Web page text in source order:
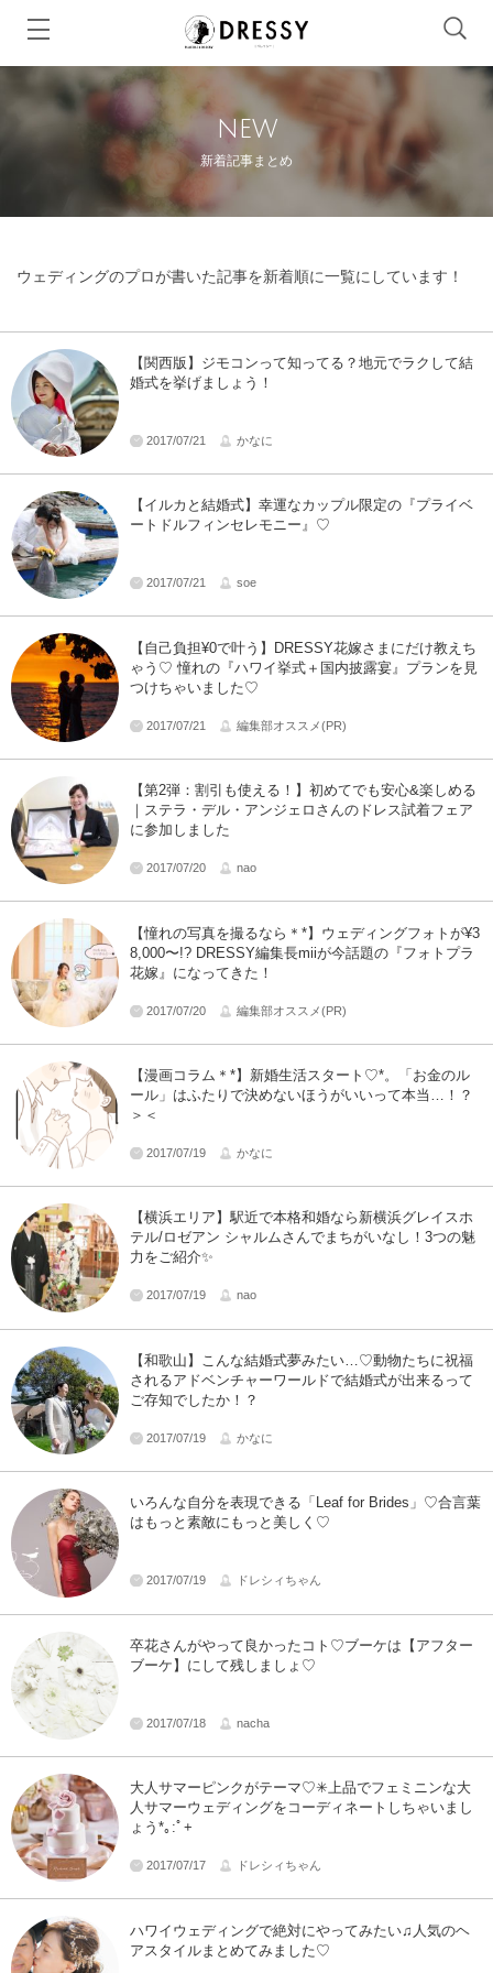
new
新着記事まとめ
ウェディングのプロが書いた記事を新着順に一覧にしています！
【関西版】ジモコンって知ってる？地元でラクして結
婚式を挙げましょう！
2017/07/21 かなに
【イルカと結婚式】幸運なカップル限定の『プライベ
ートドルフィンセレモニー』♡
2017/07/21 soe
【自己負担¥0で叶う】DRESSY花嫁さまにだけ教えち
ゃう♡ 憧れの『ハワイ挙式＋国内披露宴』プランを見
つけちゃいました♡
2017/07/21 編集部オススメ(PR)
【第2弾：割引も使える！】初めてでも安心&楽しめる
｜ステラ・デル・アンジェロさんのドレス試着フェア
に参加しました
2017/07/20 nao
【憧れの写真を撮るなら＊*】ウェディングフォトが¥3
8,000〜!? DRESSY編集長miiが今話題の『フォトプラ
花嫁』になってきた！
2017/07/20 編集部オススメ(PR)
【漫画コラム＊*】新婚生活スタート♡*。「お金のル
ール」はふたりで決めないほうがいいって本当…！？
＞＜
2017/07/19 かなに
【横浜エリア】駅近で本格和婚なら新横浜グレイスホ
テル/ロゼアン シャルムさんでまちがいなし！3つの魅
力をご紹介✨
2017/07/19 nao
【和歌山】こんな結婚式夢みたい…♡動物たちに祝福
されるアドベンチャーワールドで結婚式が出来るって
ご存知でしたか！？
2017/07/19 かなに
いろんな自分を表現できる「Leaf for Brides」♡合言葉
はもっと素敵にもっと美しく♡
2017/07/19 ドレシィちゃん
卒花さんがやって良かったコト♡ブーケは【アフター
ブーケ】にして残しましょ♡
2017/07/18 nacha
大人サマーピンクがテーマ♡✳︎上品でフェミニンな大
人サマーウェディングをコーディネートしちゃいまし
ょう*｡:ﾟ+
2017/07/17 ドレシィちゃん
ハワイウェディングで絶対にやってみたい♫人気のヘ
アスタイルまとめてみました♡